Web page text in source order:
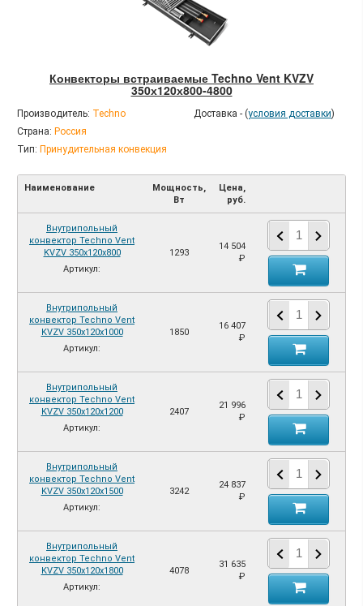
Конвекторы встраиваемые Techno Vent KVZV
350х120х800-4800
Производитель: Techno
Страна: Россия
Тип: Принудительная конвекция
Доставка - (условия доставки)
Наименование
Мощность,
Вт
Цена,
руб.
Внутрипольный
конвектор Techno Vent
KVZV 350х120х800
Артикул:
1293
14 504
₽
Внутрипольный
конвектор Techno Vent
KVZV 350х120х1000
Артикул:
1850
16 407
₽
Внутрипольный
конвектор Techno Vent
KVZV 350х120х1200
Артикул:
2407
21 996
₽
Внутрипольный
конвектор Techno Vent
KVZV 350х120х1500
Артикул:
3242
24 837
₽
Внутрипольный
конвектор Techno Vent
KVZV 350х120х1800
Артикул:
4078
31 635
₽